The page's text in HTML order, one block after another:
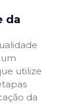
da
utilize
da